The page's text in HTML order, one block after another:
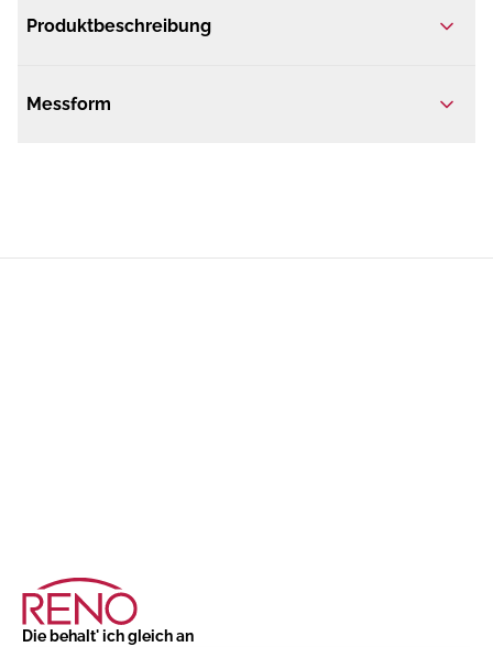
Produktbeschreibung
Messform
Die behalt' ich gleich an